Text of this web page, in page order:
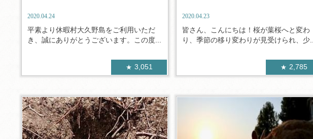
2020.04.24
平素より休暇村大久野島をご利用いただ
き、誠にありがとうございます。この度...
3,051
2020.04.23
皆さん、こんにちは！桜が葉桜へと変わ
り、季節の移り変わりが見受けられ、少...
2,785